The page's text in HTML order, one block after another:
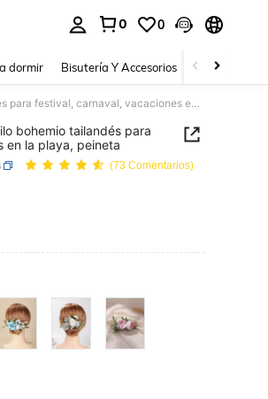
0 0
dormir Bisutería Y Accesorios Zapatos
1 pieza Peineta lateral de estilo bohemio tailandés para festival, carnaval, vacaciones en la playa, peineta
bohemio tailandés para
en la playa, peineta
(73 Comentarios)